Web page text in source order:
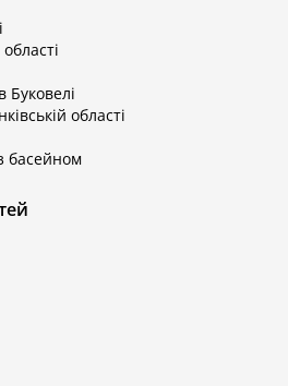
Буковелі
області
басейном
з басейном
області
з басейном
області